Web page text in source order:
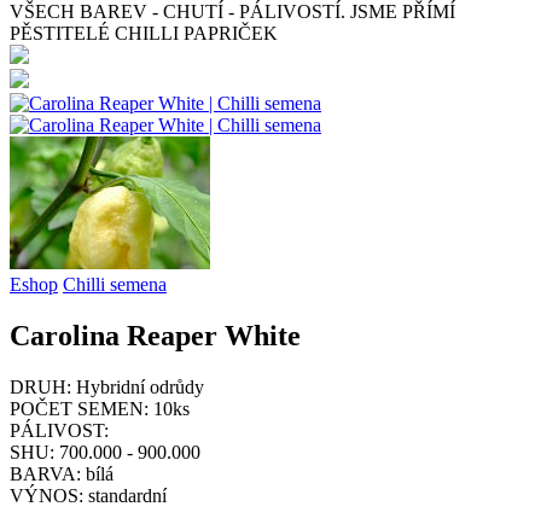
VŠECH BAREV - CHUTÍ - PÁLIVOSTÍ. JSME PŘÍMÍ
PĚSTITELÉ CHILLI PAPRIČEK
Eshop Chilli semena
Carolina Reaper White
DRUH: Hybridní odrůdy
POČET SEMEN: 10ks
PÁLIVOST:
SHU: 700.000 - 900.000
BARVA: bílá
VÝNOS: standardní